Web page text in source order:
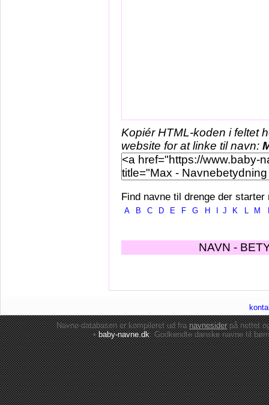
Kopiér HTML-koden i feltet
website for at linke til navn:
Find navne til drenge der starter
A B C D E F G H J K L M
NAVN -
Navne-databasen er kompileret ud franavnesiderpå nettet
•baby-navne.dk: Godkendte danskenavne til børn